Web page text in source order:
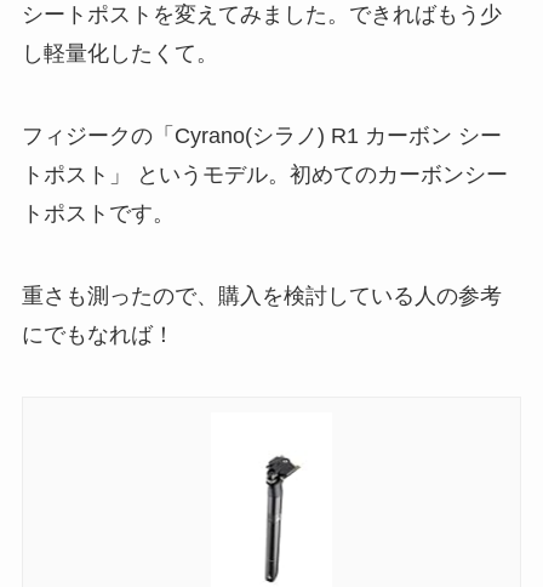
シートポストを変えてみました。できればもう少
し軽量化したくて。
フィジークの「Cyrano(シラノ) R1 カーボン シー
トポスト」 というモデル。初めてのカーボンシー
トポストです。
重さも測ったので、購入を検討している人の参考
にでもなれば！